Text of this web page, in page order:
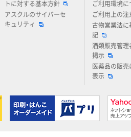
トに対する基本方針
アスクルのサイバーセ
キュリティ
ご利用環境に
ご利用上の注
古物営業法に
記
酒類販売管理
掲示
医薬品の販売
表示